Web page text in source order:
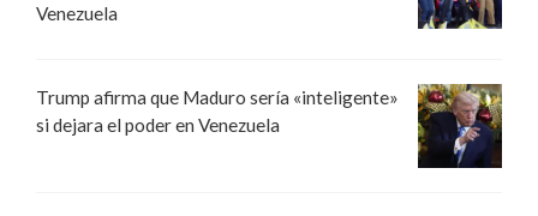
Venezuela
Trump afirma que Maduro sería «inteligente»
si dejara el poder en Venezuela